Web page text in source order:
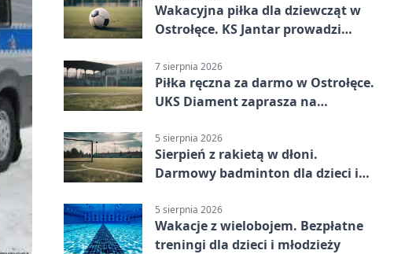
Wakacyjna piłka dla dziewcząt w
Ostrołęce. KS Jantar prowadzi
7 sierpnia 2026
Piłka ręczna za darmo w Ostrołęce.
UKS Diament zaprasza na
5 sierpnia 2026
Sierpień z rakietą w dłoni.
Darmowy badminton dla dzieci i
5 sierpnia 2026
Wakacje z wielobojem. Bezpłatne
treningi dla dzieci i młodzieży